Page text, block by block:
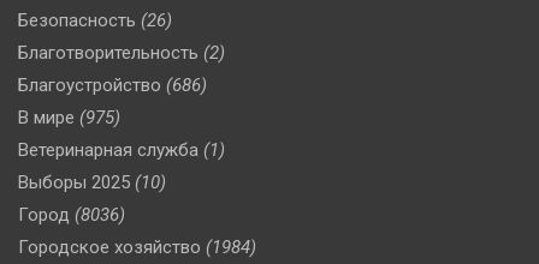
Безопасность (26)
Благотворительность (2)
Благоустройство (686)
В мире (975)
Ветеринарная служба (1)
Выборы 2025 (10)
Город (8036)
Городское хозяйство (1984)